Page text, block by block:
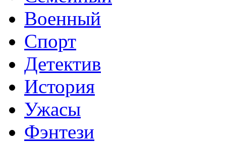
Военный
Спорт
Детектив
История
Ужасы
Фэнтези